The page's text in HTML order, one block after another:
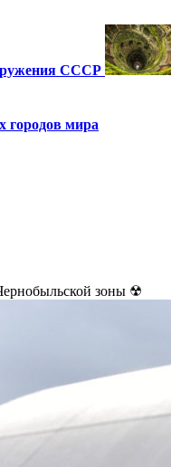
СССР
городов мира
зоны ☢